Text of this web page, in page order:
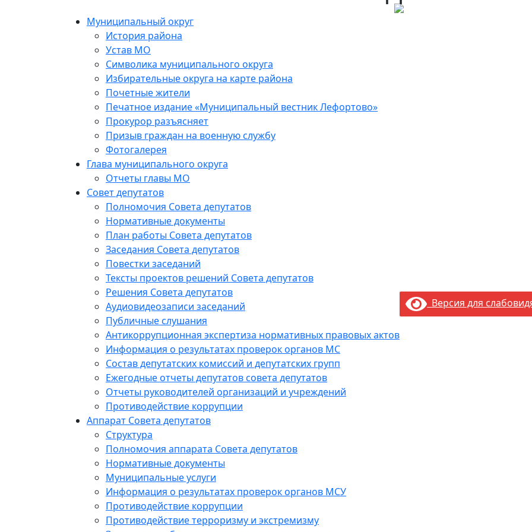
Муниципальный округ
История района
Устав МО
Символика муниципального округа
Избирательные округа на карте района
Почетные жители
Печатное издание «Муниципальный вестник Лефортово»
Прокурор разъясняет
Призыв граждан на военную службу
Фотогалерея
Глава муниципального округа
Отчеты главы МО
Совет депутатов
Полномочия Совета депутатов
Нормативные документы
План работы Совета депутатов
Заседания Cовета депутатов
Повестки заседаний
Тексты проектов решений Совета депутатов
Решения Совета депутатов
Аудиовидеозаписи заседаний
Публичные слушания
Антикоррупционная экспертиза нормативных правовых актов
Информация о результатах проверок органов МС
Состав депутатских комиссий и депутатских групп
Ежегодные отчеты депутатов совета депутатов
Отчеты руководителей организаций и учреждений
Противодействие коррупции
Аппарат Совета депутатов
Структура
Полномочия аппарата Совета депутатов
Нормативные документы
Муниципальные услуги
Информация о результатах проверок органов МСУ
Противодействие коррупции
Противодействие терроризму и экстремизму
Версия для